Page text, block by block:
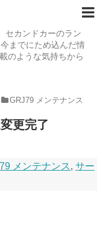
カンドカーのラン
までにため込んだ情
のような気持ちから
GRJ79 メンテナンス
変更完了
メンテナンス,サー